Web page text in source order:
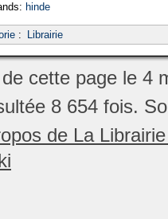
hinde
: Librairie
cette page le 4
8 654 fois.
de La